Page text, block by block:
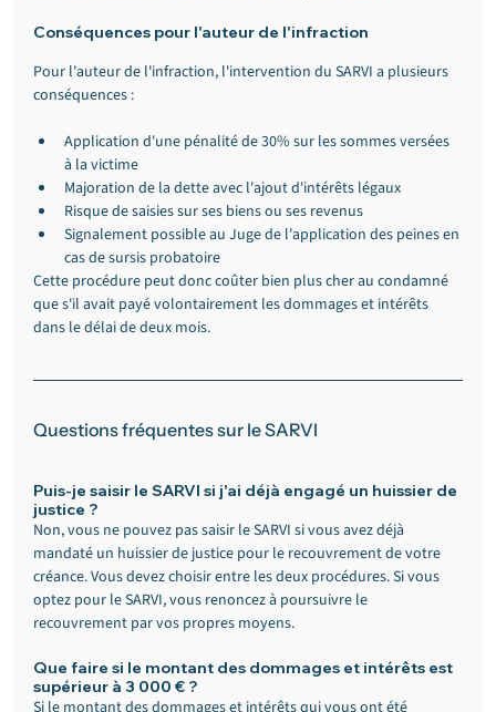
Conséquences pour l'auteur de l'infraction
Pour l'auteur de l'infraction, l'intervention du SARVI a plusieurs
conséquences :
Application d'une pénalité de 30% sur les sommes versées
à la victime
Majoration de la dette avec l'ajout d'intérêts légaux
Risque de saisies sur ses biens ou ses revenus
Signalement possible au Juge de l'application des peines en
cas de sursis probatoire
Cette procédure peut donc coûter bien plus cher au condamné
que s'il avait payé volontairement les dommages et intérêts
dans le délai de deux mois.
Questions fréquentes sur le SARVI
Puis-je saisir le SARVI si j'ai déjà engagé un huissier de
justice ?
Non, vous ne pouvez pas saisir le SARVI si vous avez déjà
mandaté un huissier de justice pour le recouvrement de votre
créance. Vous devez choisir entre les deux procédures. Si vous
optez pour le SARVI, vous renoncez à poursuivre le
recouvrement par vos propres moyens.
Que faire si le montant des dommages et intérêts est
supérieur à 3 000 € ?
Si le montant des dommages et intérêts qui vous ont été